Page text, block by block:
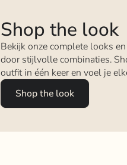
Shop the look
Bekijk onze complete looks
door stijlvolle combinaties.
outfit in één keer en voel je
Shop the look